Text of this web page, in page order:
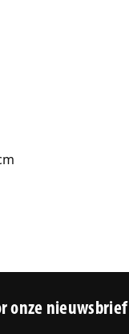
onze nieuwsbrief